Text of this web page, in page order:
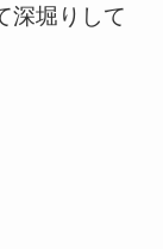
深堀りして